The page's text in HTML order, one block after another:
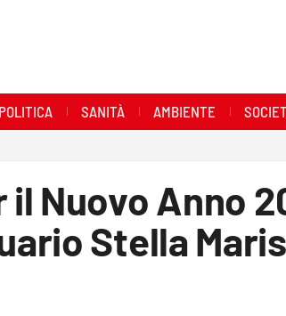
POLITICA SANITÀ AMBIENTE
il Nuovo Anno
Stella